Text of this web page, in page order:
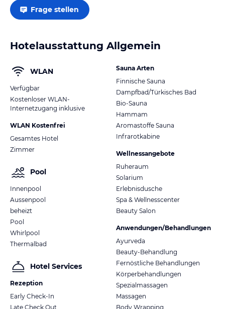
Frage stellen
Hotelausstattung Allgemein
WLAN
Verfügbar
Kostenloser WLAN-
Internetzugang inklusive
WLAN Kostenfrei
Gesamtes Hotel
Zimmer
Pool
Innenpool
Aussenpool
beheizt
Pool
Whirlpool
Thermalbad
Hotel Services
Rezeption
Early Check-In
Late Check Out
Sauna Arten
Finnische Sauna
Dampfbad/Türkisches Bad
Bio-Sauna
Hammam
Aromastoffe Sauna
Infrarotkabine
Wellnessangebote
Ruheraum
Solarium
Erlebnisdusche
Spa & Wellnesscenter
Beauty Salon
Anwendungen/Behandlungen
Ayurveda
Beauty-Behandlung
Fernöstliche Behandlungen
Körperbehandlungen
Spezialmassagen
Massagen
Body Wrapping